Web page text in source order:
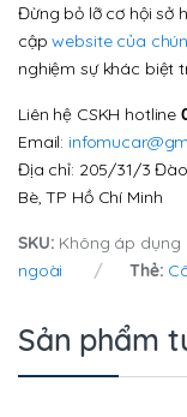
Đừng bỏ lỡ cơ hội sở
cậpwebsite của
nghiệm sự khác biệt
Liên hệ CSKH hotline
Email:
Địa chỉ: 205/31/3 Đào
Bè, TP Hồ Chí Minh
SKU: Không áp dụng
ngoài
Thẻ:
Sản phẩm